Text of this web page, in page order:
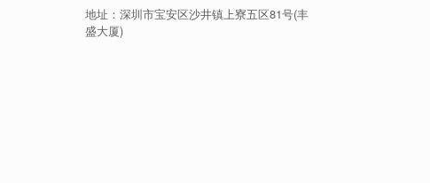
地址：深圳市宝安区沙井镇上寮五区81号(丰
盛大厦)